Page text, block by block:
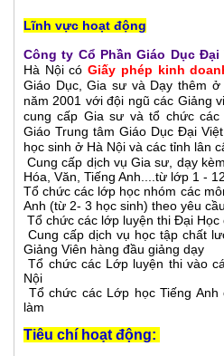
Lĩnh vực hoạt động
Công ty Cổ Phần Giáo Dục Đại
Hà Nội cóGiấy phép kinh
Giáo Dục, Gia sư và Dạy thêm
năm 2001 với đội ngũ các Giảng
cung cấp Gia sư và tổ chức
Giáo Trung tâm Giáo Dục Đại
học sinh ở Hà Nội và các tỉnh lân
Cung cấp dịch vụ Gia sư, dạy
Hóa, Văn, Tiếng Anh....từ lớp 1 - 12
Tổ chức các lớp học nhóm các
Anh (từ 2- 3 học sinh) theo yêu
Tổ chức các lớp luyện thi Đại Học
Cung cấp dịch vụ học tập chất
Giảng Viên hàng đầu giảng dạy
Tổ chức các Lớp luyện thi vào
Nội
Tổ chức các Lớp học Tiếng
làm
Tiêu chí hoạt động: